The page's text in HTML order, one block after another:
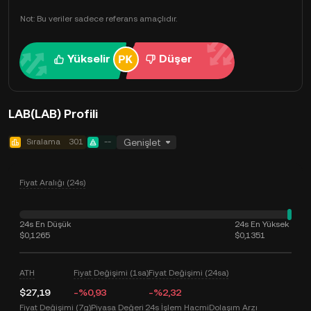
Not: Bu veriler sadece referans amaçlıdır.
Yükselir Düşer
LAB(LAB) Profili
Sıralama 301 -- Genişlet
Fiyat Aralığı (24s)
24s En Düşük
$0,1265
24s En Yüksek
$0,1351
ATH
$27,19
Fiyat Değişimi (1sa)
-%0,93
Fiyat Değişimi (24sa)
-%2,32
Fiyat Değişimi (7g)Piyasa Değeri 24s İşlem HacmiDolaşım Arzı